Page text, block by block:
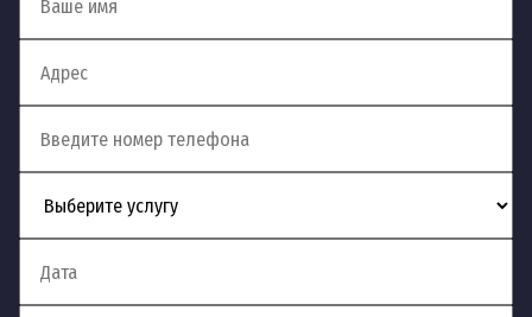
Устранение засоров в
квартире
Устранение сложных
засоров
14
Устранение засоров
15 шт 1 500 руб